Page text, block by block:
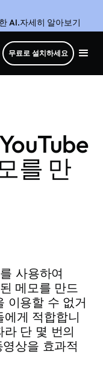
AI.자세히 알아보기
무료로 설치하세요
를 만
사용하여
메모를 만드
이용할 수 없거
게 적합합니
단 몇 번의
상을 효과적